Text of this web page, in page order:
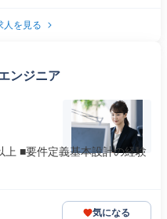
人を見る
ンジニア
上 ■要件定義基本設計の経験
気になる